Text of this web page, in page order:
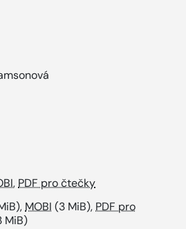
,PDF pro čtečky
MOBI (3 MiB),PDF pro
MiB)